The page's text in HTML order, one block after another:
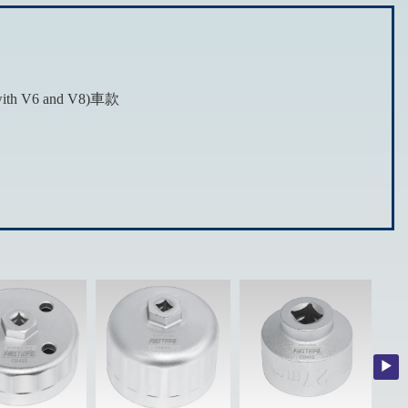
V6 and V8)車款